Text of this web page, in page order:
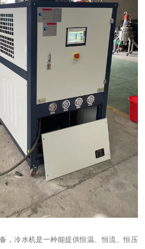
，冷水机是一种能提供恒温、恒流、恒压